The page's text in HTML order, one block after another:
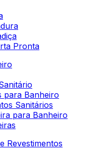
Pronta
para Banheiro
Sanitários
para Banheiro
Revestimentos